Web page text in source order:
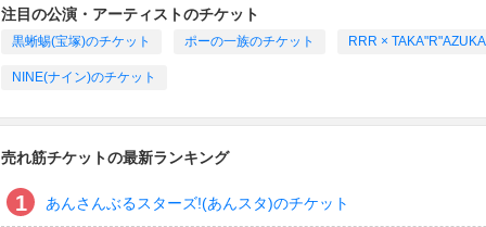
注目の公演・アーティストのチケット
黒蜥蜴(宝塚)のチケット ポーの一族のチケット RRR ×
NINE(ナイン)のチケット
売れ筋チケットの最新ランキング
あんさんぶるスターズ!(あんスタ)のチケット